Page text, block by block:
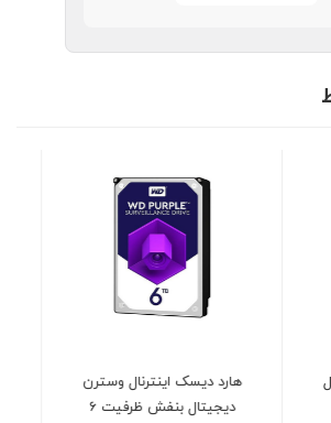
وسترن
فن خنک کننده سی پی یو